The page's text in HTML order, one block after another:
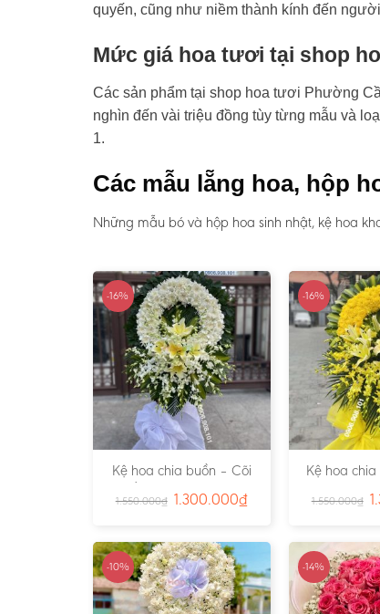
quyến, cũng như niềm thành kính đến
Mức giá hoa tươi tại shop
Các sản phẩm tại shop hoa tươi Phường
nghìn đến vài triệu đồng tùy từng mẫu và
1.
Các mẫu lẵng hoa, hộp
Những mẫu bó và hộp hoa sinh nhật, kệ hoa
-16%
Kệ hoa chia buồn – Cõi
Trần Gian – Ms:4724
1.550.000₫ 1.300.000₫
-16%
Kệ hoa
1.550.000₫
-10% -14%